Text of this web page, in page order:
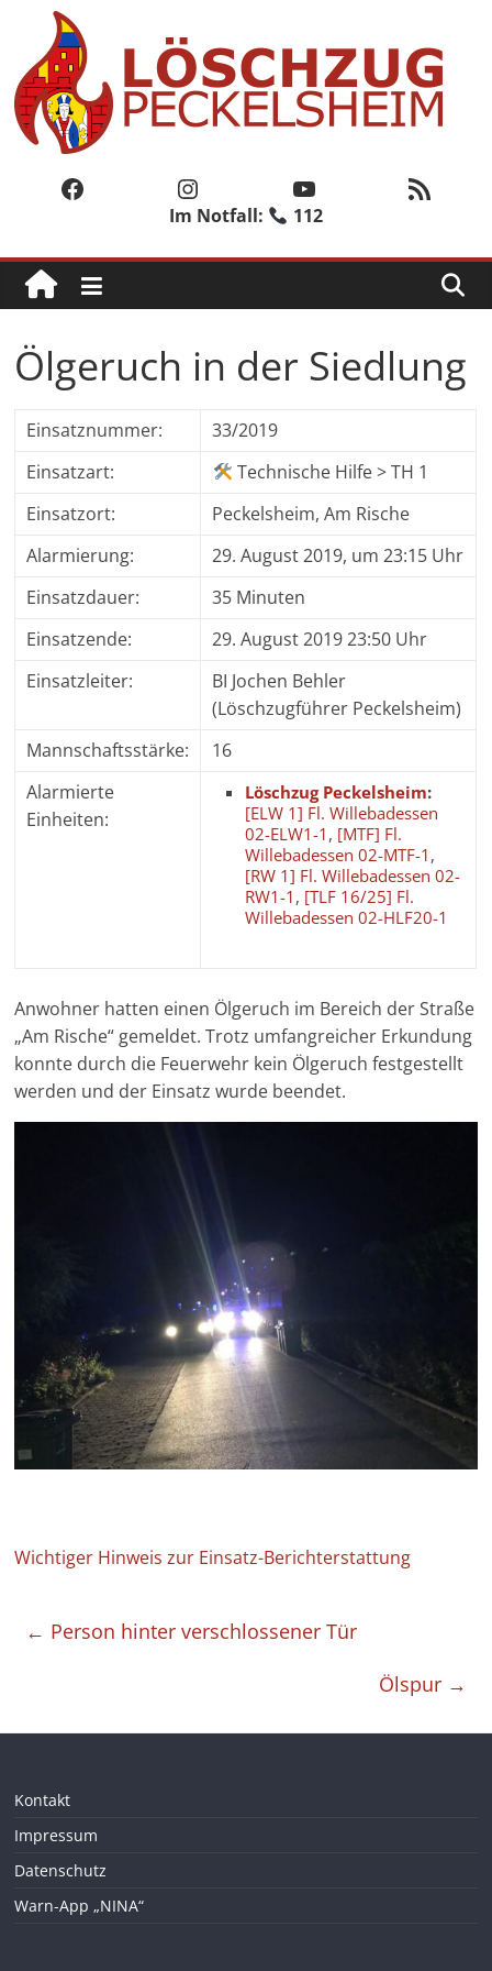
springen
Löschzug
Peckelsheim
Löschzug
der
Feuerwehr
der
Willebadessen
Facebook Instagram YouTube RSS-Feed
Im Notfall: 112
Ölgeruch in der Siedlung
Einsatznummer:
33/2019
Einsatzart:
Technische Hilfe > TH 1
Einsatzort:
Peckelsheim, Am Rische
Alarmierung:
29. August 2019, um 23:15 Uhr
Einsatzdauer:
35 Minuten
Einsatzende:
29. August 2019 23:50 Uhr
Einsatzleiter:
BI Jochen Behler
(Löschzugführer Peckelsheim)
Mannschaftsstärke:
16
Alarmierte
Einheiten:
Löschzug Peckelsheim:
[ELW 1] Fl. Willebadessen
02-ELW1-1 , [MTF] Fl.
Willebadessen 02-MTF-1 ,
[RW 1] Fl. Willebadessen 02-
RW1-1 , [TLF 16/25] Fl.
Willebadessen 02-HLF20-1
Anwohner hatten einen Ölgeruch im Bereich der Straße
„Am Rische“ gemeldet. Trotz umfangreicher Erkundung
konnte durch die Feuerwehr kein Ölgeruch festgestellt
werden und der Einsatz wurde beendet.
Wichtiger Hinweis zur Einsatz-Berichterstattung
← Person hinter verschlossener Tür
Ölspur →
Kontakt
Impressum
Datenschutz
Warn-App „NINA“